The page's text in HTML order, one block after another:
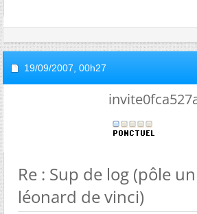
19/09/2007, 00h27
Re : Sup de log (pôle
léonard de vinci)